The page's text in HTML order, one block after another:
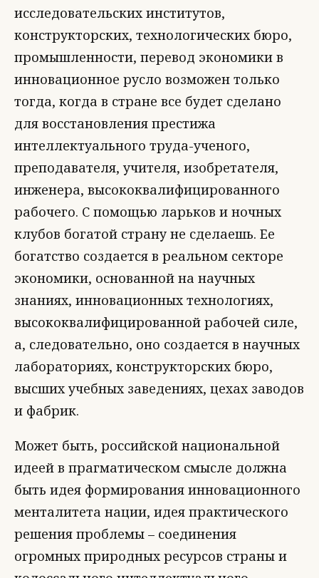
исследовательских институтов,
конструкторских, технологических бюро,
промышленности, перевод экономики в
инновационное русло возможен только
тогда, когда в стране все будет сделано
для восстановления престижа
интеллектуального труда-ученого,
преподавателя, учителя, изобретателя,
инженера, высококвалифицированного
рабочего. С помощью ларьков и ночных
клубов богатой страну не сделаешь. Ее
богатство создается в реальном секторе
экономики, основанной на научных
знаниях, инновационных технологиях,
высококвалифицированной рабочей силе,
а, следовательно, оно создается в научных
лабораториях, конструкторских бюро,
высших учебных заведениях, цехах заводов
и фабрик.
Может быть, российской национальной
идеей в прагматическом смысле должна
быть идея формирования инновационного
менталитета нации, идея практического
решения проблемы – соединения
огромных природных ресурсов страны и